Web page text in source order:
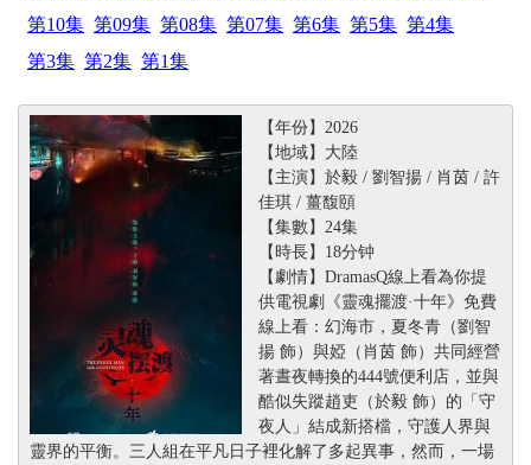
第10集 第09集 第08集 第07集 第6集 第5集 第4集
第3集 第2集 第1集
【年份】2026
【地域】大陸
【主演】於毅 / 劉智揚 / 肖茵 / 許
佳琪 / 薑馥頤
【集數】24集
【時長】18分钟
【劇情】DramasQ線上看為你提
供電視劇《靈魂擺渡·十年》免費
線上看：幻海市，夏冬青（劉智
揚 飾）與婭（肖茵 飾）共同經營
著晝夜轉換的444號便利店，並與
酷似失蹤趙吏（於毅 飾）的「守
夜人」結成新搭檔，守護人界與
靈界的平衡。三人組在平凡日子裡化解了多起異事，然而，一場